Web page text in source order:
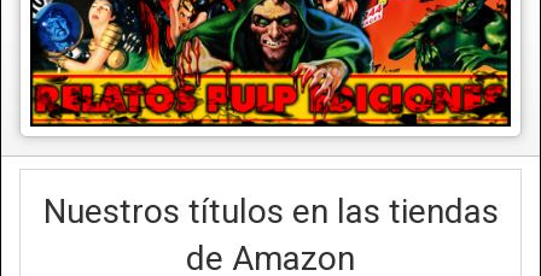
Nuestros títulos en las tiendas
de Amazon